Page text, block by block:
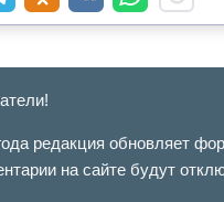
редакция обновляет
на сайте будут